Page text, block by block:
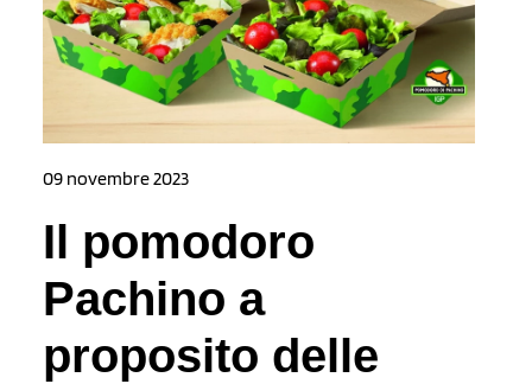
09 novembre 2023
Il pomodoro
Pachino a
proposito delle